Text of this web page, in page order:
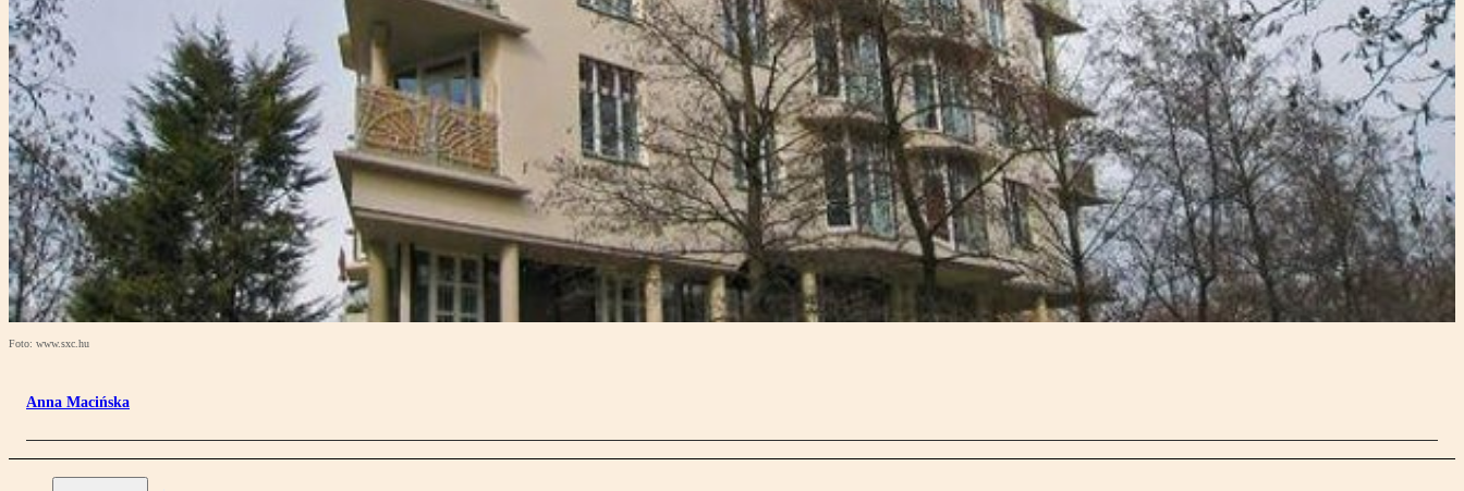
Foto: www.sxc.hu
Anna Macińska